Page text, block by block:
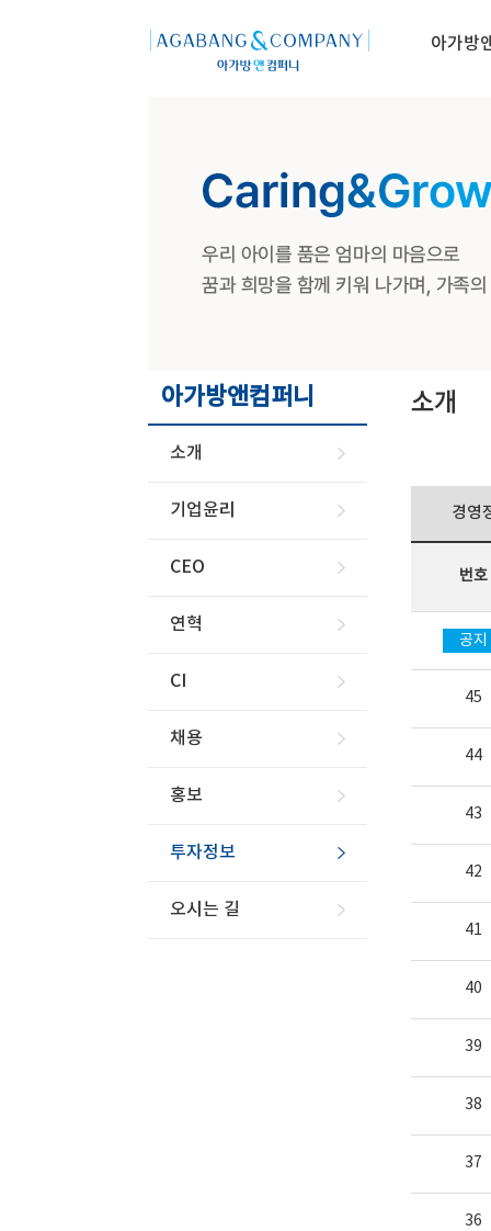
아가방
아가방앤컴퍼니
소개
기업윤리
CEO
연혁
CI
채용
홍보
투자정보
오시는 길
경영
번호
공지
45
44
43
42
41
40
39
38
37
36